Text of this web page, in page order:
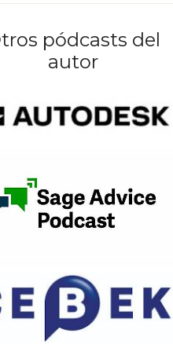
pódcasts del
autor